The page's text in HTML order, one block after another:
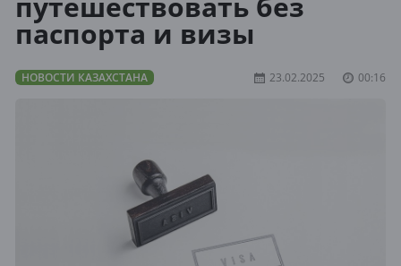
паспорта и визы
НОВОСТИ КАЗАХСТАНА 23.02.2025 00:16